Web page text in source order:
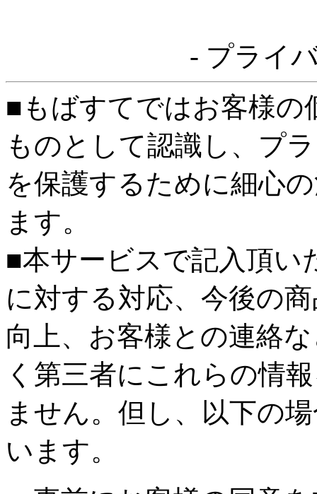
- プライ
■もばすてではお客様の
ものとして認識し、プ
を保護するために細心
ます。
■本サービスで記入頂い
に対する対応、今後の
向上、お客様との連絡
く第三者にこれらの情
ません。但し、以下の
います。